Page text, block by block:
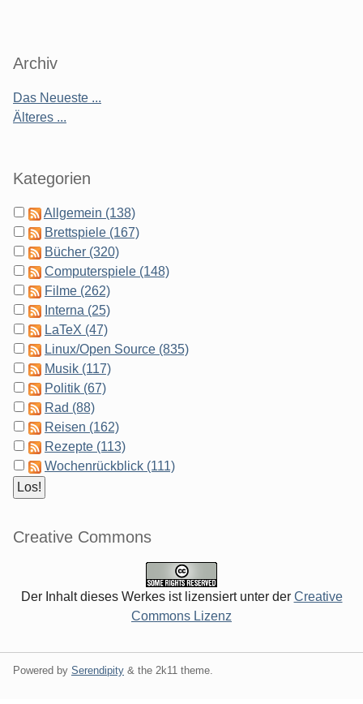
Archiv
Das Neueste ...
Älteres ...
Kategorien
Allgemein (138)
Brettspiele (167)
Bücher (320)
Computerspiele (148)
Filme (262)
Interna (25)
LaTeX (47)
Linux/Open Source (835)
Musik (117)
Politik (67)
Rad (88)
Reisen (162)
Rezepte (113)
Wochenrückblick (111)
Creative Commons
Der Inhalt dieses Werkes ist lizensiert unter der Creative
Commons Lizenz
Powered by Serendipity & the 2k11 theme.